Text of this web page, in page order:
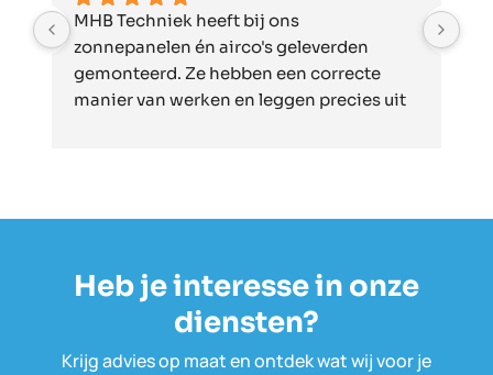
MHB Techniek heeft bij ons
zonnepanelen én airco's geleverden
gemonteerd. Ze hebben een correcte
manier van werken en leggen precies uit
Heb je interesse in onze
diensten?
Krijg advies op maat en ontdek wat wij voor je